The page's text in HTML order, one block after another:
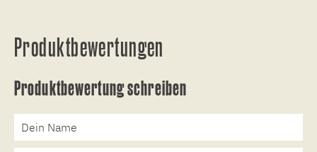
Produktbewertungen
Produktbewertung schreiben